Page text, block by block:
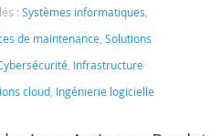
: Systèmes informatiques,
de maintenance, Solutions
, Infrastructure
cloud, Ingénierie logicielle